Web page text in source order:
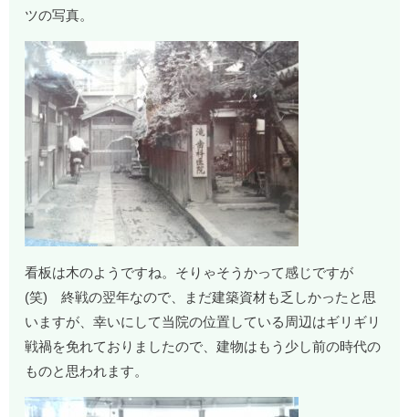
ツの写真。
看板は木のようですね。そりゃそうかって感じですが
(笑) 終戦の翌年なので、まだ建築資材も乏しかったと思
いますが、幸いにして当院の位置している周辺はギリギリ
戦禍を免れておりましたので、建物はもう少し前の時代の
ものと思われます。